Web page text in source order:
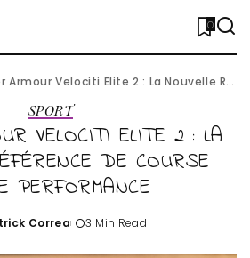
0
Velociti Elite 2 : La Nouvelle Référence de Course Haute Performance
SPORT
VELOCITI ELITE 2 : LA
DE COURSE
PERFORMANCE
Correa 3 Min Read